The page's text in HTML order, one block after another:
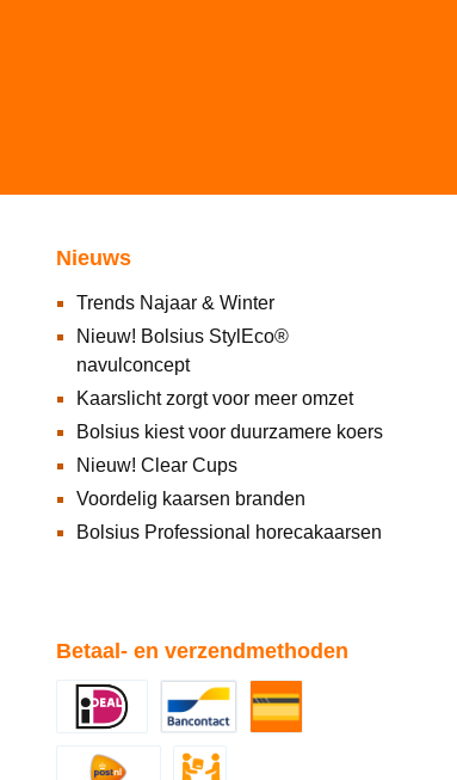
Nieuws
Trends Najaar & Winter
Nieuw! Bolsius StylEco®
navulconcept
Kaarslicht zorgt voor meer omzet
Bolsius kiest voor duurzamere koers
Nieuw! Clear Cups
Voordelig kaarsen branden
Bolsius Professional horecakaarsen
Betaal- en verzendmethoden